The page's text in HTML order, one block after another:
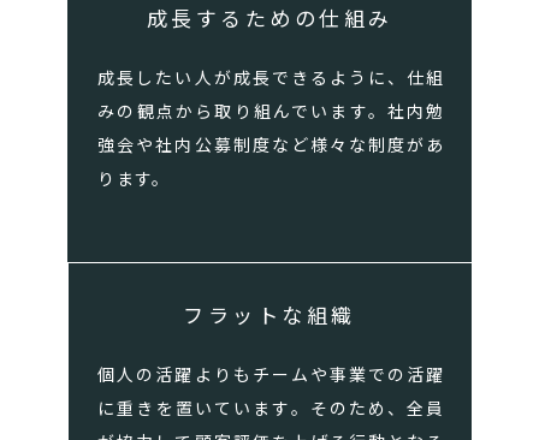
成長するための仕組み
成長したい人が成長できるように、仕組
みの観点から取り組んでいます。社内勉
強会や社内公募制度など様々な制度があ
ります。
フラットな組織
個人の活躍よりもチームや事業での活躍
に重きを置いています。そのため、全員